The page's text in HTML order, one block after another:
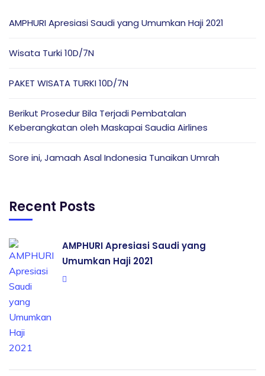
AMPHURI Apresiasi Saudi yang Umumkan Haji 2021
Wisata Turki 10D/7N
PAKET WISATA TURKI 10D/7N
Berikut Prosedur Bila Terjadi Pembatalan
Keberangkatan oleh Maskapai Saudia Airlines
Sore ini, Jamaah Asal Indonesia Tunaikan Umrah
Recent Posts
AMPHURI Apresiasi Saudi yang
Umumkan Haji 2021